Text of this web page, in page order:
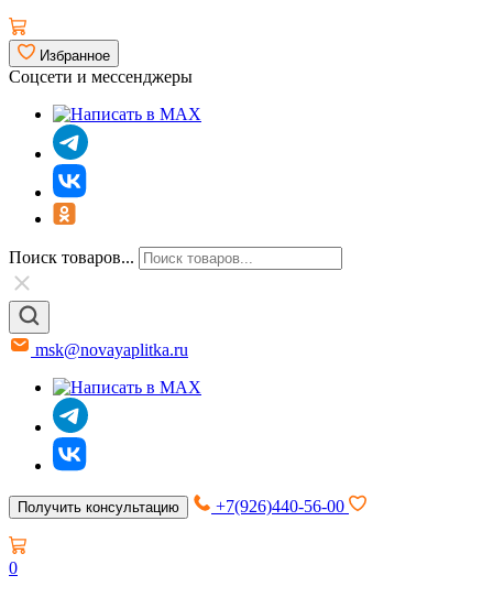
Избранное
Соцсети и мессенджеры
Поиск товаров...
msk@novayaplitka.ru
Получить консультацию +7(926)440-56-00
0